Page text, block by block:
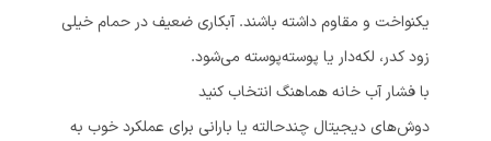
یکنواخت و مقاوم داشته باشند. آبکاری ضعیف در حمام خیلی
زود کدر، لکه‌دار یا پوسته‌پوسته می‌شود.
با فشار آب خانه هماهنگ انتخاب کنید
دوش‌های دیجیتال چندحالته یا بارانی برای عملکرد خوب به